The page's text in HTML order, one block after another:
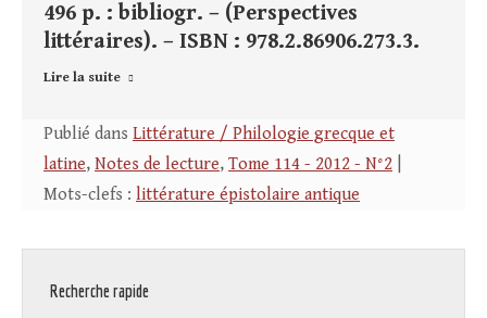
496 p. : bibliogr. – (Perspectives
littéraires). – ISBN : 978.2.86906.273.3.
Lire la suite
Publié dans Littérature / Philologie grecque et
latine, Notes de lecture, Tome 114 - 2012 - N°2
Mots-clefs : littérature épistolaire antique
Recherche rapide